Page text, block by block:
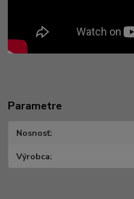
Parametre
Nosnosť
Výrobca